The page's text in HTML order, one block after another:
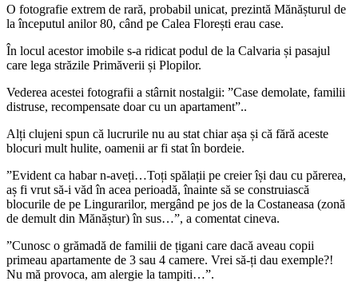
O fotografie extrem de rară, probabil unicat, prezintă Mănășturul de
la începutul anilor 80, când pe Calea Florești erau case.
În locul acestor imobile s-a ridicat podul de la Calvaria și pasajul
care lega străzile Primăverii și Plopilor.
Vederea acestei fotografii a stârnit nostalgii: ”Case demolate, familii
distruse, recompensate doar cu un apartament”..
Alți clujeni spun că lucrurile nu au stat chiar așa și că fără aceste
blocuri mult hulite, oamenii ar fi stat în bordeie.
”Evident ca habar n-aveți…Toți spălații pe creier își dau cu părerea,
aș fi vrut să-i văd în acea perioadă, înainte să se construiască
blocurile de pe Lingurarilor, mergând pe jos de la Costaneasa (zonă
de demult din Mănăștur) în sus…”, a comentat cineva.
”Cunosc o grămadă de familii de țigani care dacă aveau copii
primeau apartamente de 3 sau 4 camere. Vrei să-ți dau exemple?!
Nu mă provoca, am alergie la tampiti…”.